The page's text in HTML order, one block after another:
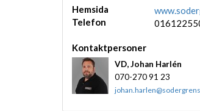
Hemsida
Telefon
Kontaktpersoner
VD,Johan Harlén
070-270 91 23